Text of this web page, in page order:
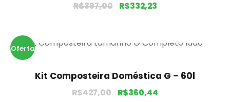
R$397,00 R$332,23
Oferta
Kit Composteira Doméstica G – 60l
R$427,00 R$360,44